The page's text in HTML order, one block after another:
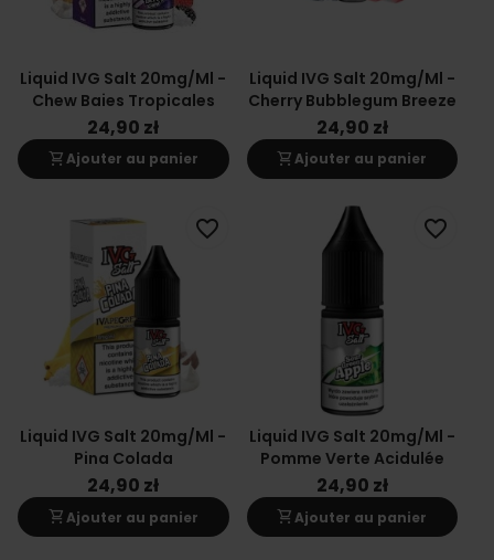
Liquid IVG Salt 20mg/ml -
Chew Baies Tropicales
24,90 zł
shopping_cartAjouter au panier
Liquid IVG Salt 20mg/ml -
Cherry Bubblegum Breeze
24,90 zł
shopping_cartAjouter au panier
Liquid IVG Salt 20mg/ml -
Pina Colada
24,90 zł
shopping_cartAjouter au panier
favorite_border
Liquid IVG Salt 20mg/ml -
Pomme Verte Acidulée
24,90 zł
shopping_cartAjouter au panier
favorite_border